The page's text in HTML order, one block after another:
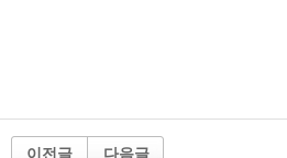
이전글 다음글